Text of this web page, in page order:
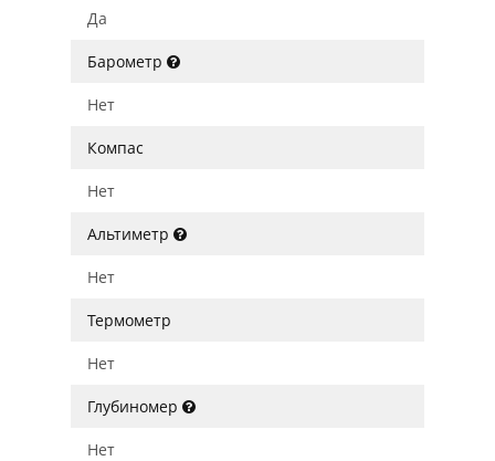
Да
Барометр
Нет
Компас
Нет
Альтиметр
Нет
Термометр
Нет
Глубиномер
Нет